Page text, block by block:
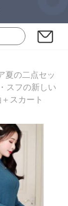
夏の二点セッ
スフの新しい
スカート